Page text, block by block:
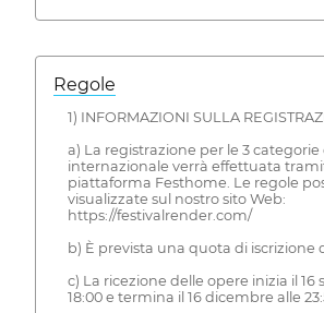
Regole
1) INFORMAZIONI SULLA
a) La registrazione per le 3 categorie
internazionale verrà effettuata
piattaforma Festhome. Le regole
visualizzate sul nostro sito Web:
https://festivalrender.com/
b) È prevista una quota di iscrizione
c) La ricezione delle opere inizia il 16
18:00 e termina il 16 dicembre alle